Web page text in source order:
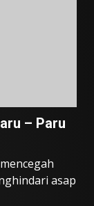
– Paru
asap